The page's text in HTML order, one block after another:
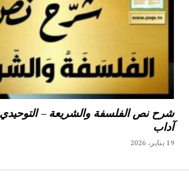
شرح نص الفلسفة والشريعة – التوحيدي
آداب
19 يناير، 2026